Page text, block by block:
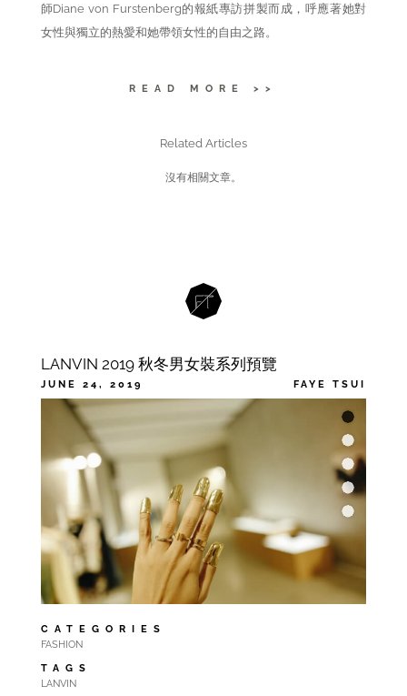
師Diane von Furstenberg的報紙專訪拼製而成，呼應著她對
女性與獨立的熱愛和她帶領女性的自由之路。
READ MORE >>
Related Articles
沒有相關文章。
LANVIN 2019 秋冬男女裝系列預覽
JUNE 24, 2019 FAYE TSUI
CATEGORIES
FASHION
TAGS
LANVIN